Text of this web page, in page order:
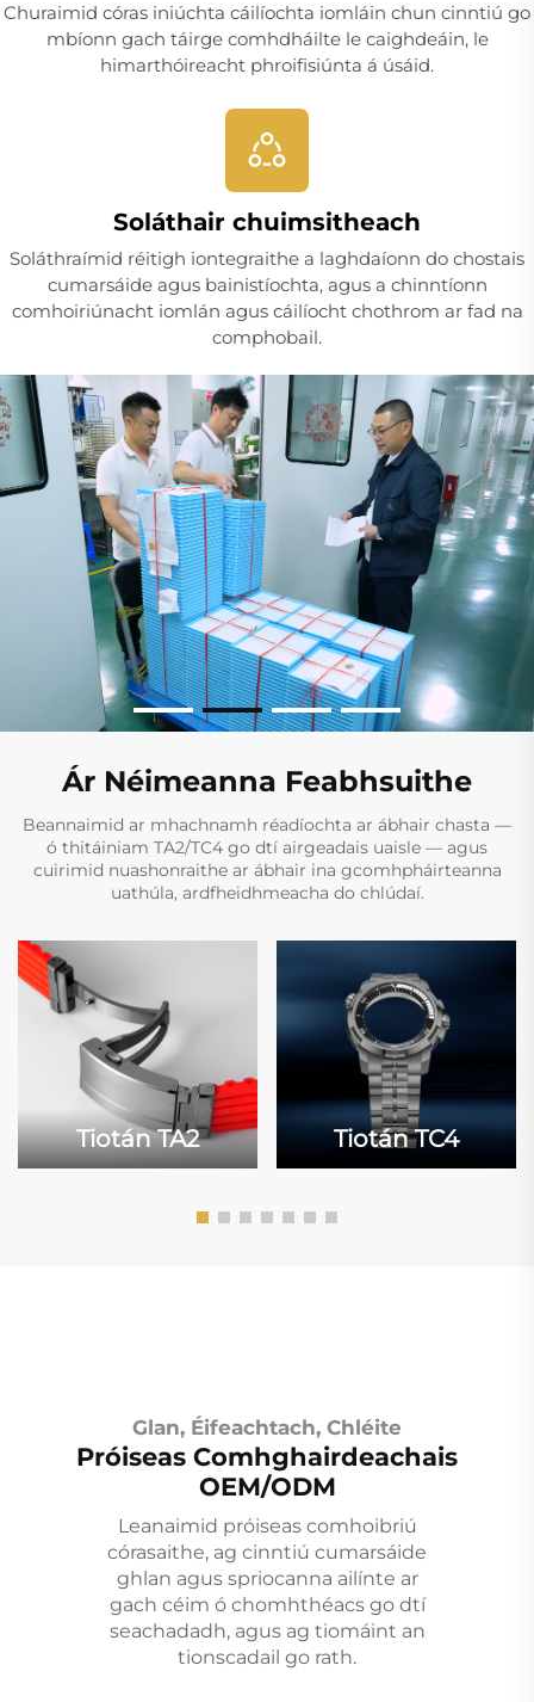
Churaimid córas iniúchta cáilíochta iomláin chun cinntiú go
mbíonn gach táirge comhdháilte le caighdeáin, le
himarthóireacht phroifisiúnta á úsáid.
Soláthair chuimsitheach
Soláthraímid réitigh iontegraithe a laghdaíonn do chostais
cumarsáide agus bainistíochta, agus a chinntíonn
comhoiriúnacht iomlán agus cáilíocht chothrom ar fad na
comphobail.
Ár Néimeanna Feabhsuithe
Beannaimid ar mhachnamh réadíochta ar ábhair chasta —
ó thitáiniam TA2/TC4 go dtí airgeadais uaisle — agus
cuirimid nuashonraithe ar ábhair ina gcomhpháirteanna
uathúla, ardfheidhmeacha do chlúdaí.
Tiotán TA2 Tiotán TC4
Glan, Éifeachtach, Chléite
Próiseas Comhghairdeachais
OEM/ODM
Leanaimid próiseas comhoibriú
córasaithe, ag cinntiú cumarsáide
ghlan agus spriocanna ailínte ar
gach céim ó chomhthéacs go dtí
seachadadh, agus ag tiomáint an
tionscadail go rath.